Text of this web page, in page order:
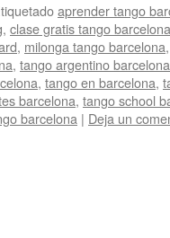
aprender tango
, clase gratis tango barcelona
, milonga tango barcelona
, tango argentino barcelona
, tango en barcelona,
barcelona, tango school
barcelona | Deja un